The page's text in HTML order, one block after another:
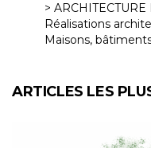
>
Réalisations
Maisons,
ARTICLES LES